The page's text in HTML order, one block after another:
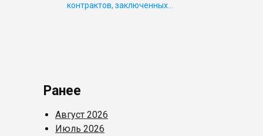
контрактов, заключенных…
Ранее
Август 2026
Июль 2026